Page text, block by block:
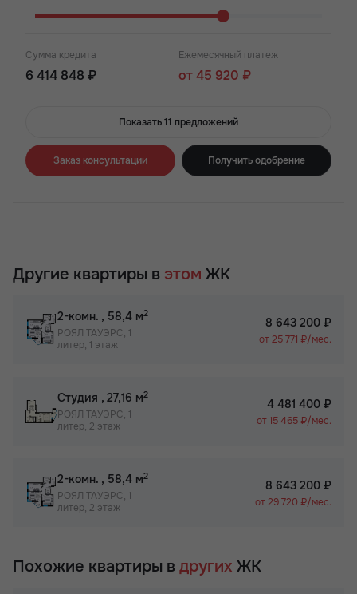
Сумма кредита
6 414 848 ₽
Ежемесячный платеж
от 45 920 ₽
Показать 11 предложений
Заказ консультации Получить одобрение
Другие квартиры в этом ЖК
2-комн. , 58,4 м2
РОЯЛ ТАУЭРС, 1
литер, 1 этаж
8 643 200 ₽
от 25 771 ₽/мес.
Студия , 27,16 м2
РОЯЛ ТАУЭРС, 1
литер, 2 этаж
4 481 400 ₽
от 15 465 ₽/мес.
2-комн. , 58,4 м2
РОЯЛ ТАУЭРС, 1
литер, 2 этаж
8 643 200 ₽
от 29 720 ₽/мес.
Похожие квартиры в других ЖК